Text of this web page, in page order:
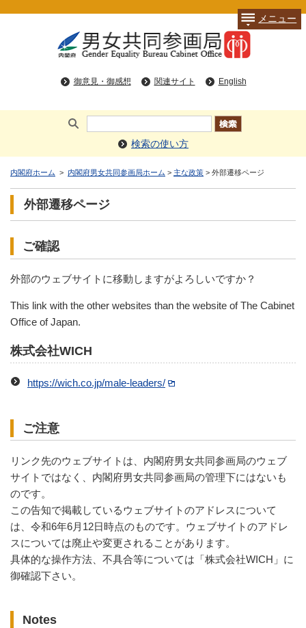
御意見・御感想 関連サイト English
メニュー
検索の使い方
内閣府ホーム > 内閣府男女共同参画局ホーム > 主な政策 > 外部遷移ページ
外部遷移ページ
ご確認
外部のウェブサイトに移動しますがよろしいですか？
This link with the other websites than the website of The Cabinet
Office of Japan.
株式会社WICH
https://wich.co.jp/male-leaders/
ご注意
リンク先のウェブサイトは、内閣府男女共同参画局のウェブ
サイトではなく、内閣府男女共同参画局の管理下にはないも
のです。
この告知で掲載しているウェブサイトのアドレスについて
は、令和6年6月12日時点のものです。ウェブサイトのアドレ
スについては廃止や変更されることがあります。
具体的な操作方法、不具合等については「株式会社WICH」に
御確認下さい。
Notes